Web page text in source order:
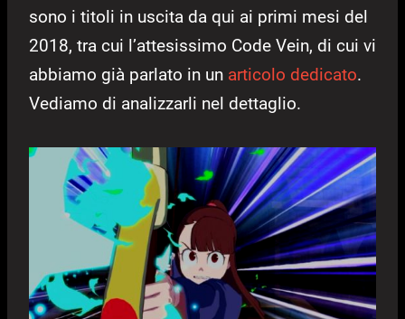
sono i titoli in uscita da qui ai primi mesi del
2018, tra cui l’attesissimo Code Vein, di cui vi
abbiamo già parlato in un articolo dedicato.
Vediamo di analizzarli nel dettaglio.